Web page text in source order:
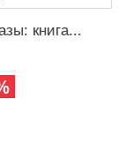
книга...